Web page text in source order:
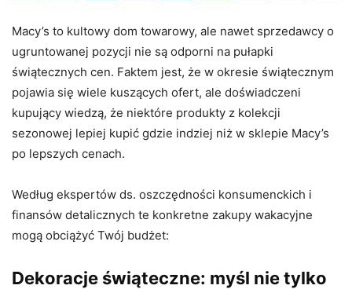
Macy’s to kultowy dom towarowy, ale nawet sprzedawcy o
ugruntowanej pozycji nie są odporni na pułapki
świątecznych cen. Faktem jest, że w okresie świątecznym
pojawia się wiele kuszących ofert, ale doświadczeni
kupujący wiedzą, że niektóre produkty z kolekcji
sezonowej lepiej kupić gdzie indziej niż w sklepie Macy’s
po lepszych cenach.
Według ekspertów ds. oszczędności konsumenckich i
finansów detalicznych te konkretne zakupy wakacyjne
mogą obciążyć Twój budżet:
Dekoracje świąteczne: myśl nie tylko